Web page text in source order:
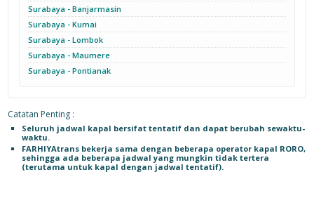
Surabaya - Banjarmasin
Surabaya - Kumai
Surabaya - Lombok
Surabaya - Maumere
Surabaya - Pontianak
Catatan Penting :
Seluruh jadwal kapal bersifat tentatif dan dapat berubah sewaktu-
waktu.
FARHIYAtrans bekerja sama dengan beberapa operator kapal RORO,
sehingga ada beberapa jadwal yang mungkin tidak tertera
(terutama untuk kapal dengan jadwal tentatif).